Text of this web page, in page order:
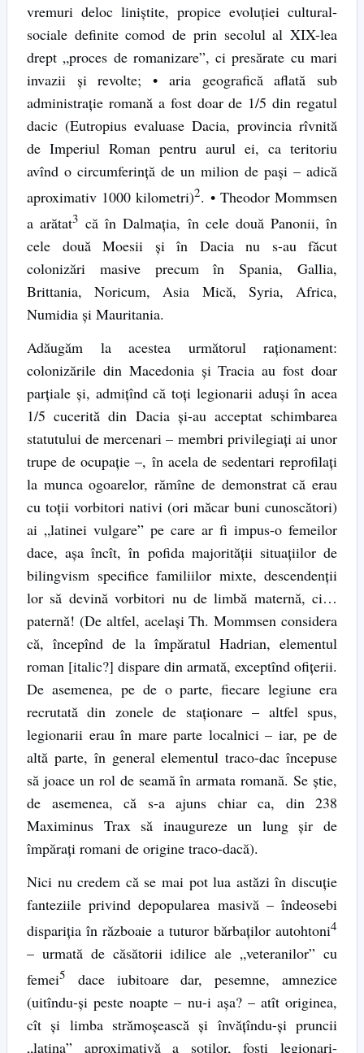
vremuri deloc liniştite, propice evoluţiei cultural-
sociale definite comod de prin secolul al XIX-lea
drept „proces de romanizare”, ci presărate cu mari
invazii şi revolte; • aria geografică aflată sub
administraţie romană a fost doar de 1/5 din regatul
dacic (Eutropius evaluase Dacia, provincia rîvnită
de Imperiul Roman pentru aurul ei, ca teritoriu
avînd o circumferinţă de un milion de paşi – adică
aproximativ 1000 kilometri)2. • Theodor Mommsen
a arătat3 că în Dalmaţia, în cele două Panonii, în
cele două Moesii şi în Dacia nu s-au făcut
colonizări masive precum în Spania, Gallia,
Brittania, Noricum, Asia Mică, Syria, Africa,
Numidia şi Mauritania.
Adăugăm la acestea următorul raţionament:
colonizările din Macedonia şi Tracia au fost doar
parţiale şi, admiţînd că toţi legionarii aduşi în acea
1/5 cucerită din Dacia şi-au acceptat schimbarea
statutului de mercenari – membri privilegiaţi ai unor
trupe de ocupaţie –, în acela de sedentari reprofilaţi
la munca ogoarelor, rămîne de demonstrat că erau
cu toţii vorbitori nativi (ori măcar buni cunoscători)
ai „latinei vulgare” pe care ar fi impus-o femeilor
dace, aşa încît, în pofida majorităţii situaţiilor de
bilingvism specifice familiilor mixte, descendenţii
lor să devină vorbitori nu de limbă maternă, ci…
paternă! (De altfel, acelaşi Th. Mommsen considera
că, începînd de la împăratul Hadrian, elementul
roman [italic?] dispare din armată, exceptînd ofiţerii.
De asemenea, pe de o parte, fiecare legiune era
recrutată din zonele de staţionare – altfel spus,
legionarii erau în mare parte localnici – iar, pe de
altă parte, în general elementul traco-dac începuse
să joace un rol de seamă în armata romană. Se ştie,
de asemenea, că s-a ajuns chiar ca, din 238
Maximinus Trax să inaugureze un lung şir de
împăraţi romani de origine traco-dacă).
Nici nu credem că se mai pot lua astăzi în discuţie
fanteziile privind depopularea masivă – îndeosebi
dispariţia în războaie a tuturor bărbaţilor autohtoni4
– urmată de căsătorii idilice ale „veteranilor” cu
femei5
dace iubitoare dar, pesemne, amnezice
(uitîndu-şi peste noapte – nu-i aşa? – atît originea,
cît şi limba strămoşească şi învăţîndu-şi pruncii
„latina” aproximativă a soţilor, foşti legionari-